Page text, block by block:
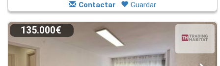
Contactar Guardar
135.000€